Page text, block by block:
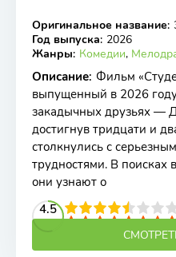
WEB-DL
Оригинальное название:
Год выпуска: 2026
Жанры: Комедии,
Описание: Фильм
выпущенный в 2026
закадычных друзьях —
достигнув тридцати и
столкнулись с
трудностями. В поисках
они узнают о
4.5
4 5 6 7 8 9 10